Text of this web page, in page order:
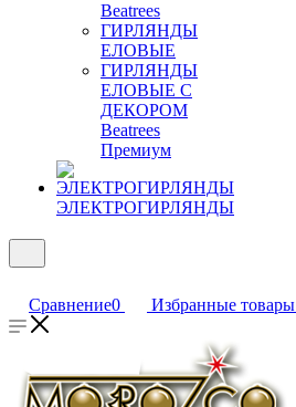
Beatrees
ГИРЛЯНДЫ
ЕЛОВЫЕ
ГИРЛЯНДЫ
ЕЛОВЫЕ С
ДЕКОРОМ
Beatrees
Премиум
ЭЛЕКТРОГИРЛЯНДЫ
Сравнение0 Избранные товары